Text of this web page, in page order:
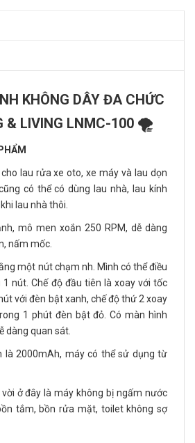
KHÔNG DÂY ĐA CHỨC
& LIVING LNMC-100 🌪️
lau rửa xe oto, xe máy và lau dọn
có thể có dùng lau nhà, lau kính
lau nhà thôi.
mô men xoắn 250 RPM, dễ dàng
nấm mốc.
một nút chạm nh. Mình có thể điều
1 nút. Chế độ đầu tiên là xoay với tốc
với đèn bật xanh, chế độ thứ 2 xoay
1 phút đèn bật đỏ. Có màn hình
dàng quan sát.
là 2000mAh, máy có thể sử dụng từ
ở đây là máy không bị ngấm nước
tắm, bồn rửa mặt, toilet không sợ